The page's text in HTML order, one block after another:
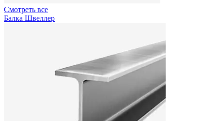
Смотреть все
Балка Швеллер